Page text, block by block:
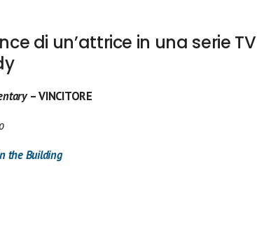
di un’attrice in una serie TV
– VINCITORE
the Building